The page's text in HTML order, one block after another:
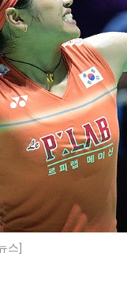
스]